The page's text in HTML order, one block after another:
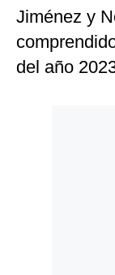
Jiménez y
del año